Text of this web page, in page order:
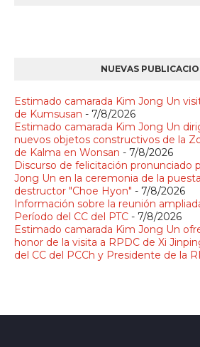
NUEVAS
Estimado camarada Kim Jong Un
de Kumsusan - 7/8/2026
Estimado camarada Kim Jong Un
nuevos objetos constructivos de la
de Kalma en Wonsan - 7/8/2026
Discurso de felicitación pronunciado
Jong Un en la ceremonia de la
destructor "Choe Hyon" - 7/8/2026
Información sobre la reunión
Período del CC del PTC - 7/8/2026
Estimado camarada Kim Jong Un
honor de la visita a RPDC de Xi
del CC del PCCh y Presidente de la